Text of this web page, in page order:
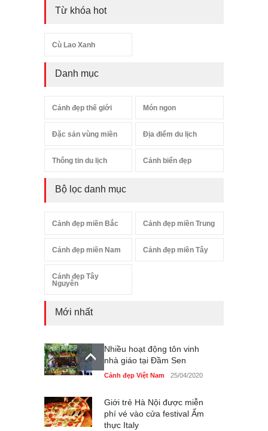
Từ khóa hot
Cù Lao Xanh
Danh mục
Cảnh đẹp thế giới Món ngon
Đặc sản vùng miền Địa điểm du lịch
Thông tin du lịch Cảnh biển đẹp
Bộ lọc danh mục
Cảnh đẹp miền Bắc Cảnh đẹp miền Trung
Cảnh đẹp miền Nam Cảnh đẹp miền Tây
Cảnh đẹp Tây
Nguyên
Mới nhất
Nhiều hoạt động tôn vinh
nhà giáo tại Đầm Sen
Cảnh đẹp Việt Nam 25/04/2020
Giới trẻ Hà Nội được miễn
phí vé vào cửa festival Ẩm
thực Italy